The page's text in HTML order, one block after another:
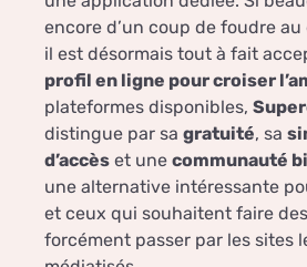
encore d’un coup de foudre au
il est désormais tout à fait
profil en ligne pour croiser
plateformes disponibles,
distingue par sa gratuité, sa
d’accès et une communauté
une alternative intéressante
et ceux qui souhaitent faire
forcément passer par les sites